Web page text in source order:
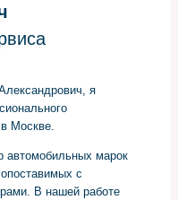
я
Москве.
автомобильных марок
с
В нашей работе